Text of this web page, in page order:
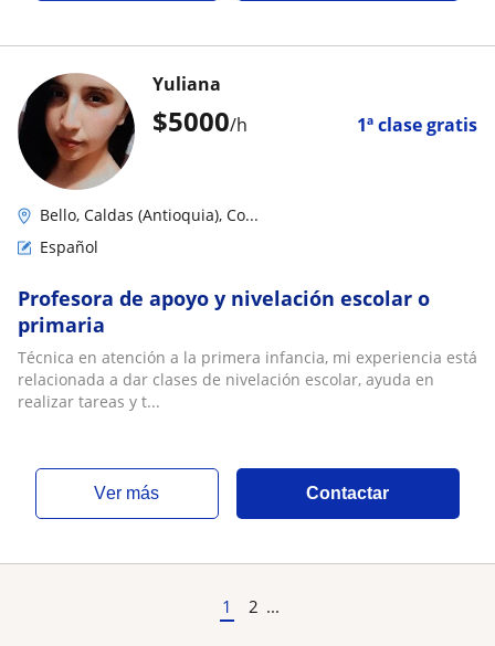
$5000/h 1ª clase gratis
Yuliana
Bello, Caldas (Antioquia), Co...
Español
Profesora de apoyo y nivelación escolar o
primaria
Técnica en atención a la primera infancia, mi experiencia está
relacionada a dar clases de nivelación escolar, ayuda en
realizar tareas y t...
ver más Contactar
1 2 ...